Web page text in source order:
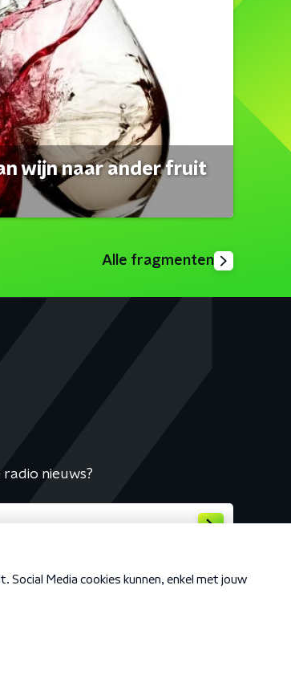
wijn naar ander fruit
Alle fragmenten
nieuws?